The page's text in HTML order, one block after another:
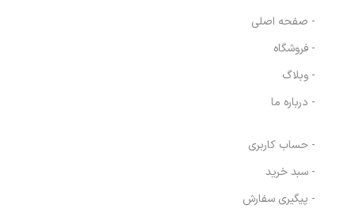
- صفحه اصلی
- فروشگاه
- وبلاگ
- درباره ما
- حساب کاربری
- سبد خرید
- پیگیری سفارش